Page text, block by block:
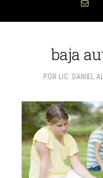
baja
POR LIC. DANIEL